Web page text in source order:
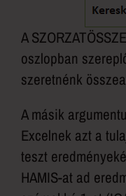
A
oszlopban
szeretnénk
A másik
Excelnek azt a
teszt
HAMIS-at ad